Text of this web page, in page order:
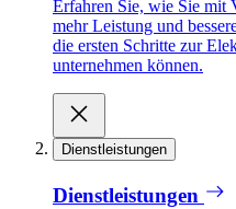
Erfahren Sie, wie Sie mit
mehr Leistung und
die ersten Schritte zur
unternehmen können.
Dienstleistungen
Dienstleistungen